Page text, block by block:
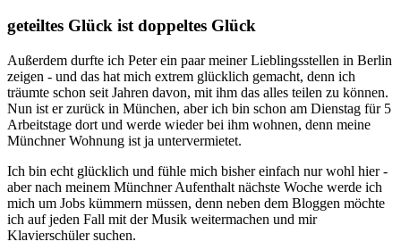
geteiltes Glück ist doppeltes Glück
Außerdem durfte ich Peter ein paar meiner Lieblingsstellen in Berlin
zeigen - und das hat mich extrem glücklich gemacht, denn ich
träumte schon seit Jahren davon, mit ihm das alles teilen zu können.
Nun ist er zurück in München, aber ich bin schon am Dienstag für 5
Arbeitstage dort und werde wieder bei ihm wohnen, denn meine
Münchner Wohnung ist ja untervermietet.
Ich bin echt glücklich und fühle mich bisher einfach nur wohl hier -
aber nach meinem Münchner Aufenthalt nächste Woche werde ich
mich um Jobs kümmern müssen, denn neben dem Bloggen möchte
ich auf jeden Fall mit der Musik weitermachen und mir
Klavierschüler suchen.